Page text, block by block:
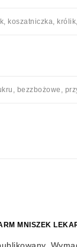
koszatniczka,
bezzbożowe,
MNISZEK